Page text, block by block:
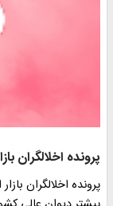
پرونده اخلالگران
پرونده اخلالگران